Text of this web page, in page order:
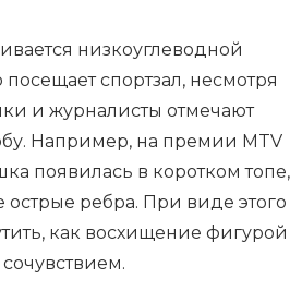
низкоуглеводной
спортзал, несмотря
и журналисты отмечают
Например, на премии MTV
появилась в коротком топе,
ребра. При виде этого
как восхищение фигурой